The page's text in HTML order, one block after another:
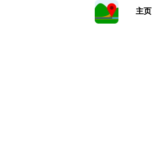
主页